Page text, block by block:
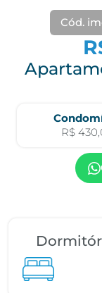
Cód.
R$